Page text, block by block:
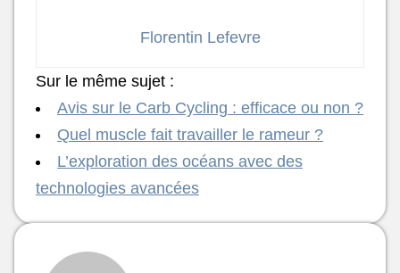
Florentin Lefevre
Sur le même sujet :
Avis sur le Carb Cycling : efficace ou non ?
Quel muscle fait travailler le rameur ?
L’exploration des océans avec des
technologies avancées